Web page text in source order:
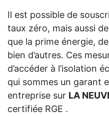
Il est possible de
taux zéro, mais aussi
que la prime énergie,
bien d’autres. Ces
d’accéder à l’isolation
qui sommes un garant
entreprise sur LA
certifiée RGE .